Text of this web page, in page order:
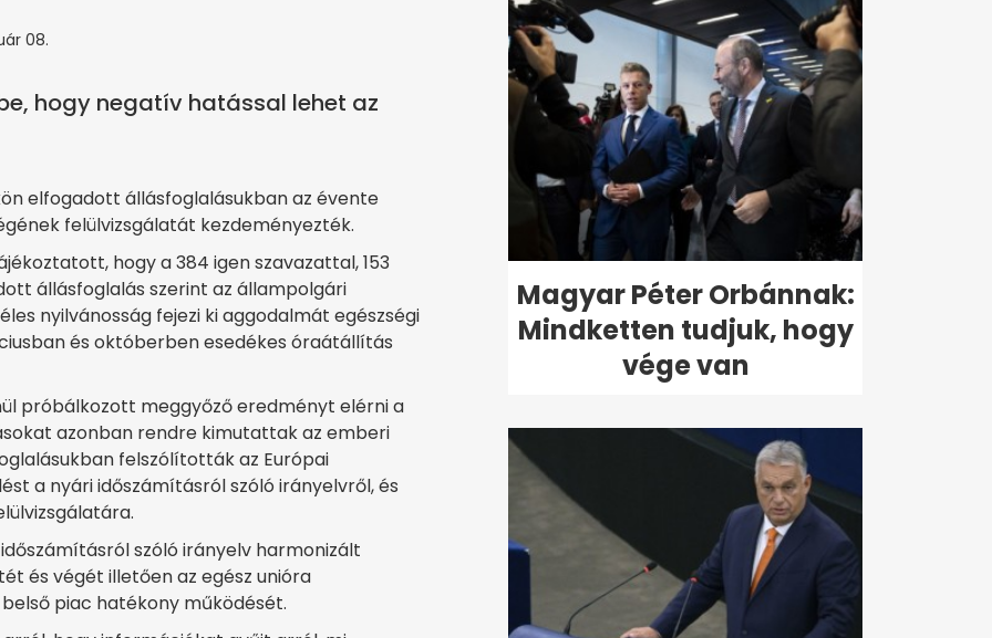
08.
hogy negatív hatással lehet az
elfogadott állásfoglalásukban az évente
felülvizsgálatát kezdeményezték.
hogy a 384 igen szavazattal, 153
állásfoglalás szerint az állampolgári
nyilvánosság fejezi ki aggodalmát egészségi
és októberben esedékes óraátállítás
próbálkozott meggyőző eredményt elérni a
azonban rendre kimutattak az emberi
felszólították az Európai
a nyári időszámításról szóló irányelvről, és
szóló irányelv harmonizált
és végét illetően az egész unióra
piac hatékony működését.
Magyar Péter Orbánnak:
Mindketten tudjuk, hogy
vége van